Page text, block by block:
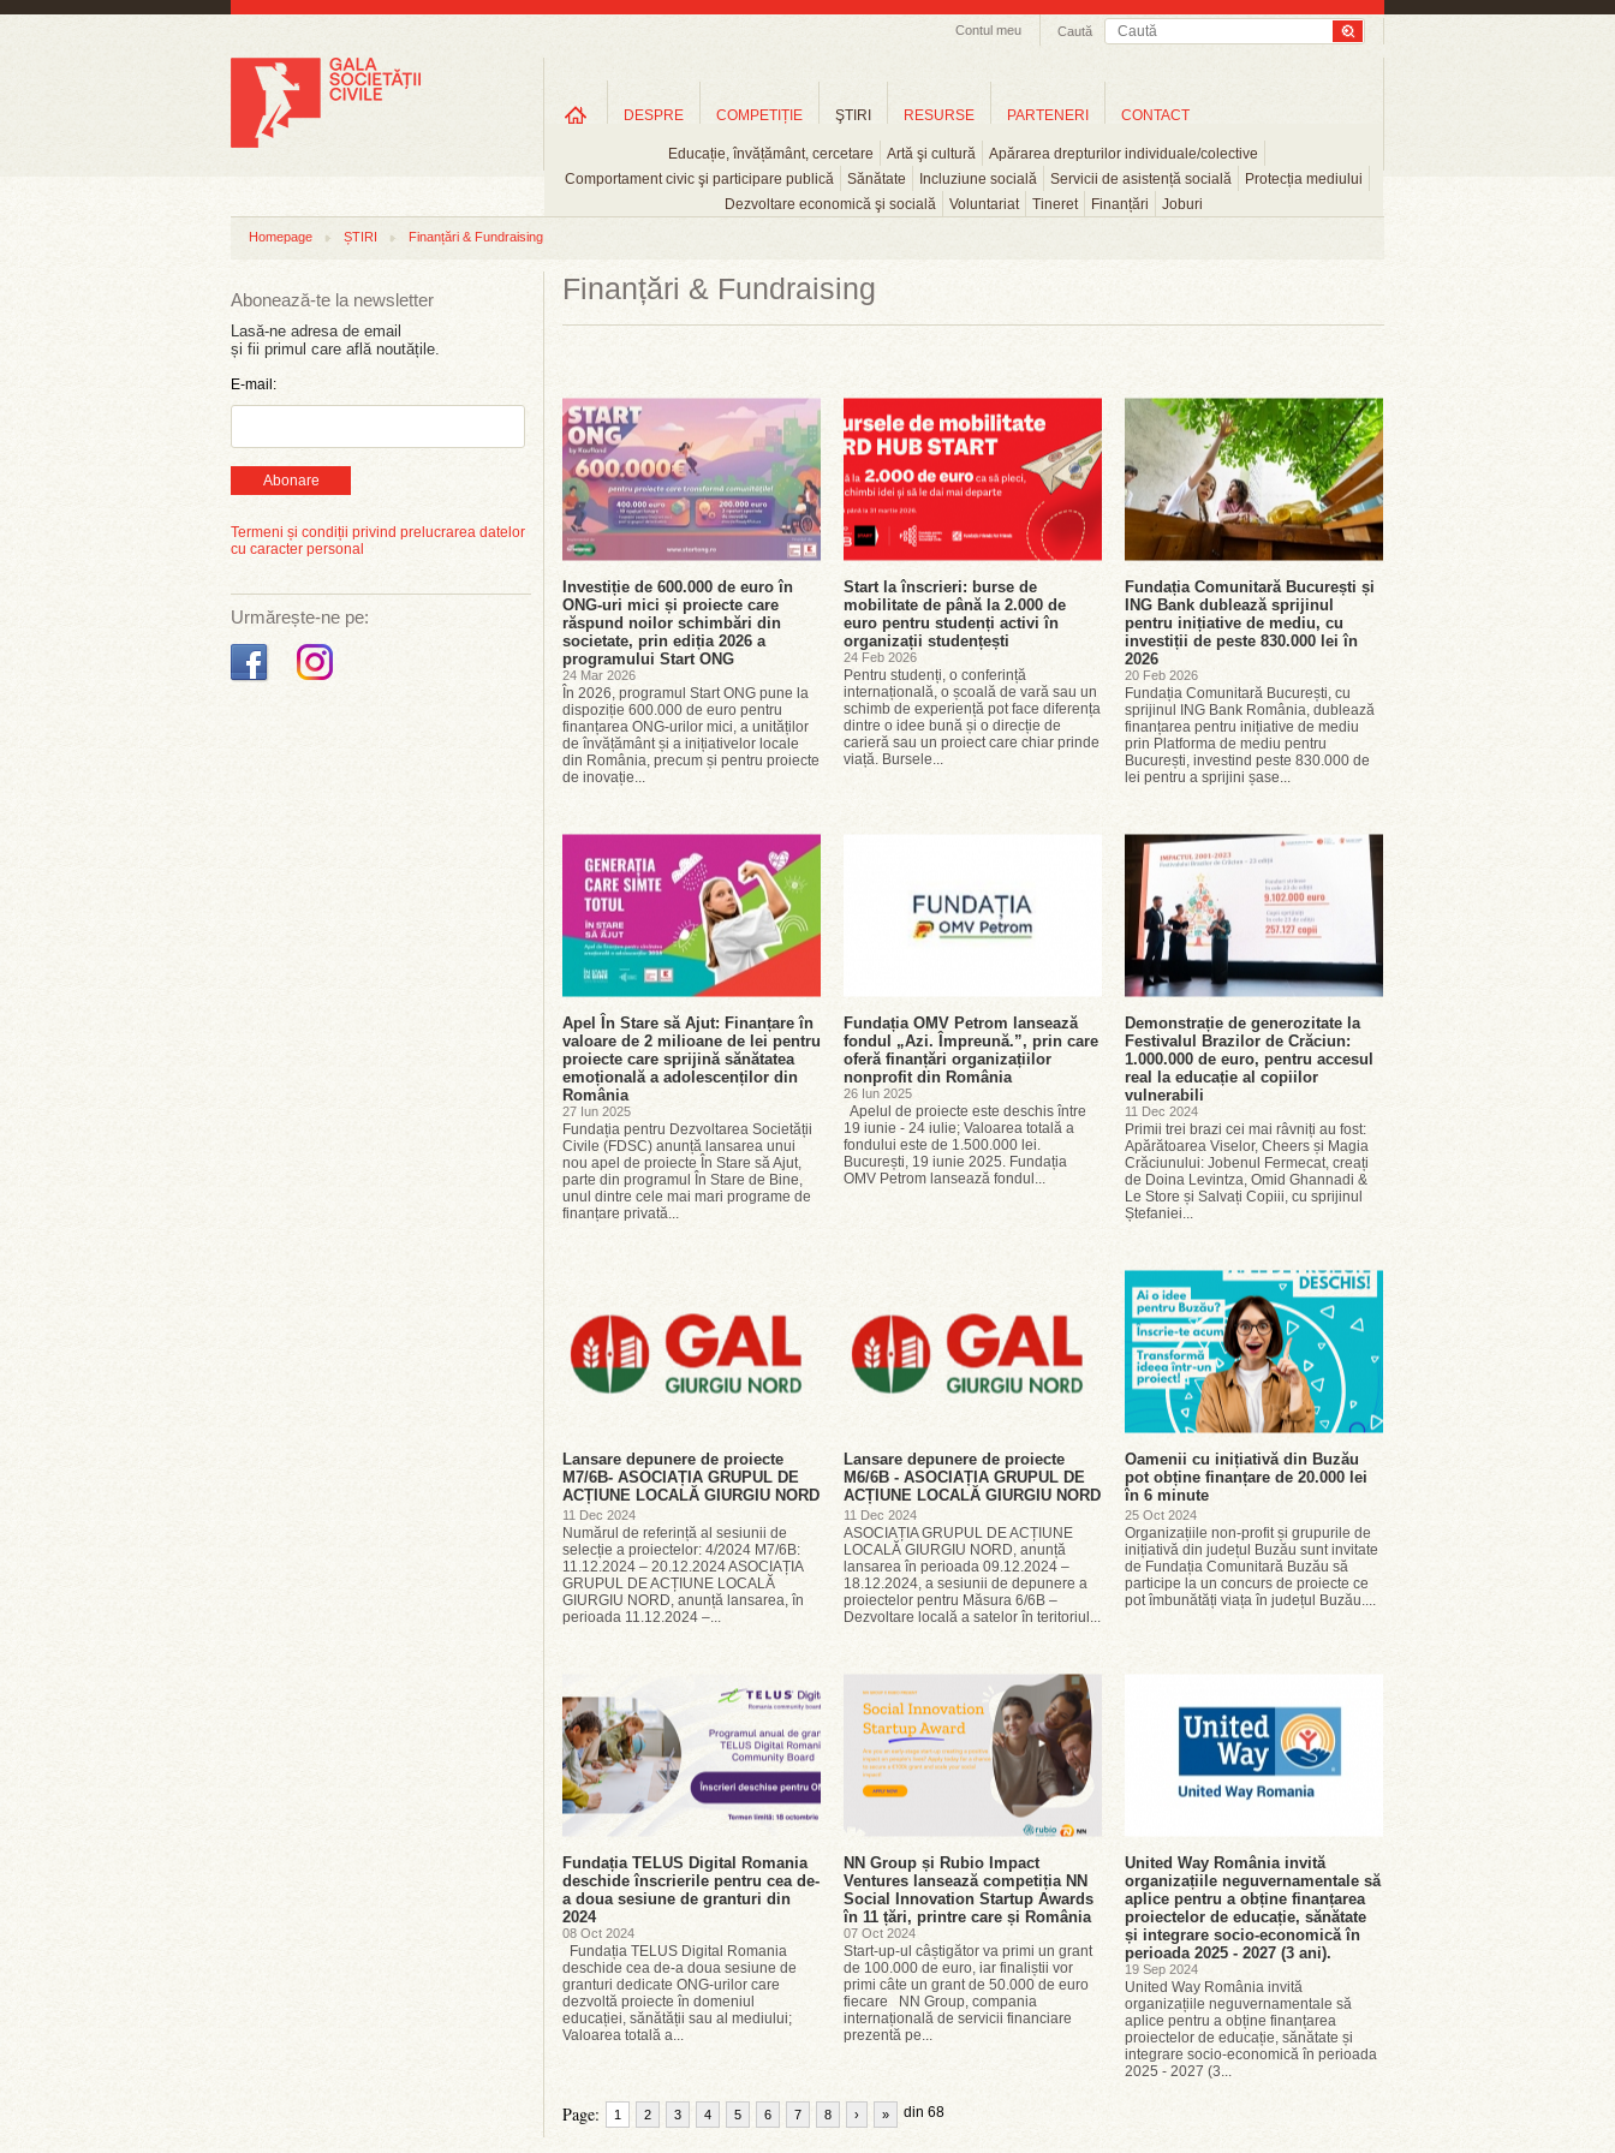
Caută
Contul meu
DESPRE COMPETIȚIE ŞTIRI
Educație, învățământ, cercetare Artă şi cultură
Apărarea drepturilor individuale/colective
Comportament civic şi participare publică
Sănătate Incluziune socială Servicii de asistență socială
Protecția mediului
Dezvoltare economică şi socială
Voluntariat Tineret Finanțări Joburi
RESURSE PARTENERI CONTACT
Homepage ȘTIRI Finanțări & Fundraising
Abonează-te la newsletter
Lasă-ne adresa de email
și fii primul care află noutățile.
E-mail:
Abonare
Termeni și condiții privind prelucrarea datelor
cu caracter personal
Urmărește-ne pe:
Finanțări & Fundraising
Investiție de 600.000 de euro în
ONG-uri mici și proiecte care
răspund noilor schimbări din
societate, prin ediția 2026 a
programului Start ONG
24 Mar 2026
În 2026, programul Start ONG pune la
dispoziție 600.000 de euro pentru
finanțarea ONG-urilor mici, a unităților
de învățământ și a inițiativelor locale
din România, precum și pentru proiecte
de inovație...
Start la înscrieri: burse de
mobilitate de până la 2.000 de
euro pentru studenți activi în
organizații studențești
24 Feb 2026
Pentru studenți, o conferință
internațională, o școală de vară sau un
schimb de experiență pot face diferența
dintre o idee bună și o direcție de
carieră sau un proiect care chiar prinde
viață. Bursele...
Fundația Comunitară București și
ING Bank dublează sprijinul
pentru inițiative de mediu, cu
investiții de peste 830.000 lei în
2026
20 Feb 2026
Fundația Comunitară București, cu
sprijinul ING Bank România, dublează
finanțarea pentru inițiative de mediu
prin Platforma de mediu pentru
București, investind peste 830.000 de
lei pentru a sprijini șase...
Apel În Stare să Ajut: Finanțare în
valoare de 2 milioane de lei pentru
proiecte care sprijină sănătatea
emoțională a adolescenților din
România
27 Iun 2025
Fundația pentru Dezvoltarea Societății
Civile (FDSC) anunță lansarea unui
nou apel de proiecte În Stare să Ajut,
parte din programul În Stare de Bine,
unul dintre cele mai mari programe de
finanțare privată...
Fundația OMV Petrom lansează
fondul „Azi. Împreună.”, prin care
oferă finanțări organizațiilor
nonprofit din România
26 Iun 2025
Apelul de proiecte este deschis între
19 iunie - 24 iulie; Valoarea totală a
fondului este de 1.500.000 lei.
București, 19 iunie 2025. Fundația
OMV Petrom lansează fondul...
Demonstrație de generozitate la
Festivalul Brazilor de Crăciun:
1.000.000 de euro, pentru accesul
real la educație al copiilor
vulnerabili
11 Dec 2024
Primii trei brazi cei mai râvniți au fost:
Apărătoarea Viselor, Cheers și Magia
Crăciunului: Jobenul Fermecat, creați
de Doina Levintza, Omid Ghannadi &
Le Store și Salvați Copiii, cu sprijinul
Ștefaniei...
Lansare depunere de proiecte
M7/6B- ASOCIAȚIA GRUPUL DE
ACȚIUNE LOCALĂ GIURGIU NORD
11 Dec 2024
Numărul de referință al sesiunii de
selecție a proiectelor: 4/2024 M7/6B:
11.12.2024 – 20.12.2024 ASOCIAȚIA
GRUPUL DE ACȚIUNE LOCALĂ
GIURGIU NORD, anunță lansarea, în
perioada 11.12.2024 –...
Lansare depunere de proiecte
M6/6B - ASOCIAȚIA GRUPUL DE
ACȚIUNE LOCALĂ GIURGIU NORD
11 Dec 2024
ASOCIAȚIA GRUPUL DE ACȚIUNE
LOCALĂ GIURGIU NORD, anunță
lansarea în perioada 09.12.2024 –
18.12.2024, a sesiunii de depunere a
proiectelor pentru Măsura 6/6B –
Dezvoltare locală a satelor în teritoriul...
Oamenii cu inițiativă din Buzău
pot obține finanțare de 20.000 lei
în 6 minute
25 Oct 2024
Organizațiile non-profit și grupurile de
inițiativă din județul Buzău sunt invitate
de Fundația Comunitară Buzău să
participe la un concurs de proiecte ce
pot îmbunătăți viața în județul Buzău....
Fundația TELUS Digital Romania
deschide înscrierile pentru cea de-
a doua sesiune de granturi din
2024
08 Oct 2024
Fundația TELUS Digital Romania
deschide cea de-a doua sesiune de
granturi dedicate ONG-urilor care
dezvoltă proiecte în domeniul
educației, sănătății sau al mediului;
Valoarea totală a...
NN Group și Rubio Impact
Ventures lansează competiția NN
Social Innovation Startup Awards
în 11 țări, printre care și România
07 Oct 2024
Start-up-ul câștigător va primi un grant
de 100.000 de euro, iar finaliștii vor
primi câte un grant de 50.000 de euro
fiecare NN Group, compania
internațională de servicii financiare
prezentă pe...
United Way România invită
organizațiile neguvernamentale să
aplice pentru a obține finanțarea
proiectelor de educație, sănătate
și integrare socio-economică în
perioada 2025 - 2027 (3 ani).
19 Sep 2024
United Way România invită
organizațiile neguvernamentale să
aplice pentru a obține finanțarea
proiectelor de educație, sănătate și
integrare socio-economică în perioada
2025 - 2027 (3...
Page: 1 2 3 4 5 6 7 8 din 68
› »